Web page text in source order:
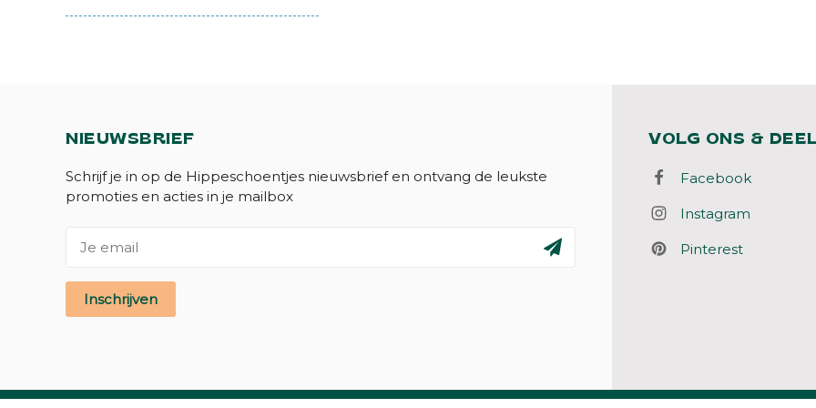
NIEUWSBRIEF
Schrijf je in op de Hippeschoentjes nieuwsbrief en ontvang de leukste
promoties en acties in je mailbox
Inschrijven
VOLG ONS &
Facebook
Instagram
Pinterest